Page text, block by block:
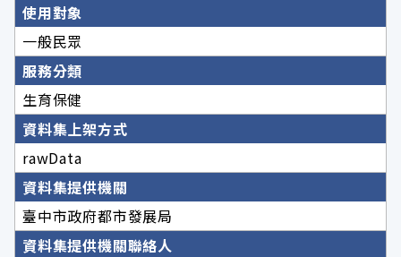
使用對象
一般民眾
服務分類
生育保健
資料集上架方式
rawData
資料集提供機關
臺中市政府都市發展局
資料集提供機關聯絡人